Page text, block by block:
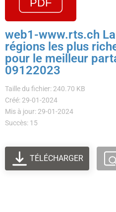
web1-www.rts.ch
régions les plus
pour le meilleur
09122023
Taille du fichier: 240.70 KB
Créé: 29-01-2024
Mis à jour: 29-01-2024
Succès: 15
TÉLÉCHARGER